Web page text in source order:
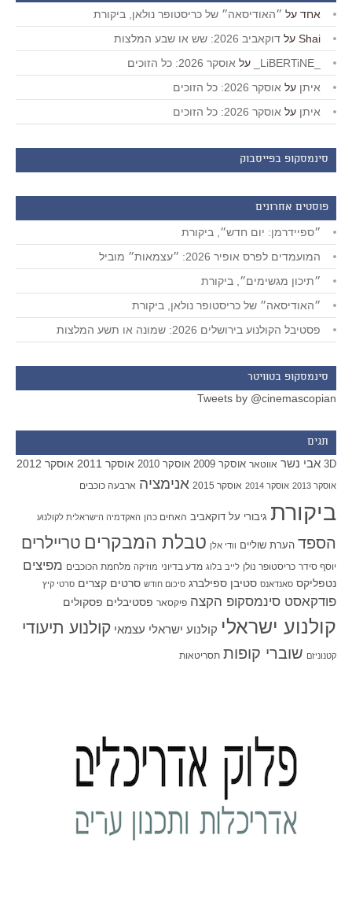
אחד על ״האודיסאה״ של כריסטופר נולאן, ביקורת
Shai על דוקאביב 2026: שש או שבע המלצות
על אוסקר 2026: כל הזוכים
איתן על אוסקר 2026: כל הזוכים
איתן על אוסקר 2026: כל הזוכים
סינמסקופ בפייסבוק
פוסטים אחרונים
״ספיידרמן: יום חדש״, ביקורת
המועמדים לפרס אופיר 2026: ״עצמאות״ מוביל
״תיכון מגשימים״, ביקורת
״האודיסאה״ של כריסטופר נולאן, ביקורת
פסטיבל הקולנוע בירושלים 2026: שמונה או תשע המלצות
סינמסקופ בטוויטר
Tweets by @cinemascopian
תגים
3D אבי נשר אווטאר אוסקר 2009 אוסקר 2010 אוסקר 2011 אוסקר 2012
אוסקר 2013 אוסקר 2014 אוסקר 2015 אנימציה ארבעה כוכבים
ביקורת גיבורי על דוקאביב האחים כהן האקדמיה הישראלית לקולנוע
הספד הערת שוליים וודי אלן טבלת המבקרים טריילרים
יוסף סידר כריסטופר נולן לייב בלוג מדע בדיוני מוזיקה מלחמת הכוכבים מפיצים
נטפליקס סאנדאנס סטיבן ספילברג סיכום חודש סרטים קצרים סרטי קיץ
פודקאסט סינמסקופ הקצה פיקסאר פסטיבלים פסקולים
קולנוע ישראלי קולנוע ישראלי עצמאי קולנוע תיעודי
קטנוניזם שוברי קופות תסריטאות